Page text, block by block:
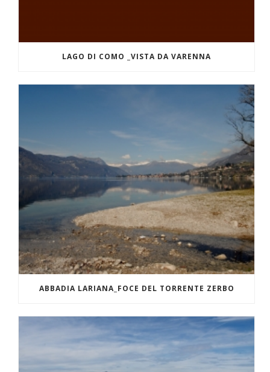
LAGO DI COMO _VISTA DA VARENNA
ABBADIA LARIANA_FOCE DEL TORRENTE ZERBO